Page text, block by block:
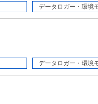
データロガー・環境
データロガー・環境